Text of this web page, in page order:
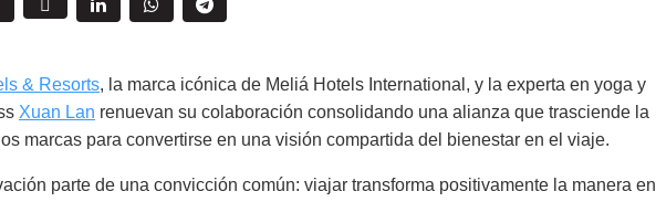
& Resorts, la marca icónica de Meliá Hotels International, y la experta en yoga y
Xuan Lan renuevan su colaboración consolidando una alianza que trasciende la
marcas para convertirse en una visión compartida del bienestar en el viaje.
parte de una convicción común: viajar transforma positivamente la manera en